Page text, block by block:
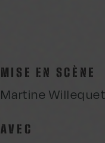
MISE EN SCÈNE
Martine Willequet
AVEC